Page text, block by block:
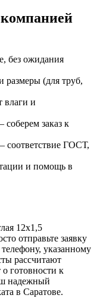
без ожидания
размеры (для труб,
влаги и
заказ к
соответствие ГОСТ,
и помощь в
12х1,5
отправьте заявку
указанному
рассчитают
о готовности к
надежный
в Саратове.